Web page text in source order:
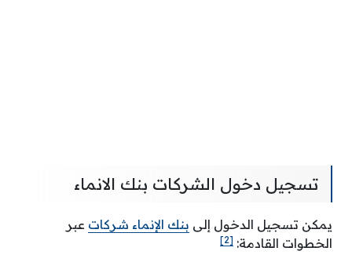
تسجيل دخول الشركات بنك الانماء
يمكن تسجيل الدخول إلى بنك الإنماء شركات عبر
الخطوات القادمة: [2]